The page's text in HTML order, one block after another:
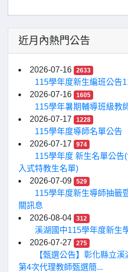
近月內熱門公告
2026-07-16 2633
115學年度新生編班公告
2026-07-16
1605
115學年暑期輔導班級教
2026-07-17
1228
115學年度導師名單公告
2026-07-17
974
115學年度 新生名單公告
入式特教生名單)
2026-07-09
529
115學年度新生導師抽籤
關訊息
2026-08-04
312
溪湖國中115學年度新生
2026-07-27
275
【甄選公告】彰化縣立
第4次代理教師甄選簡...